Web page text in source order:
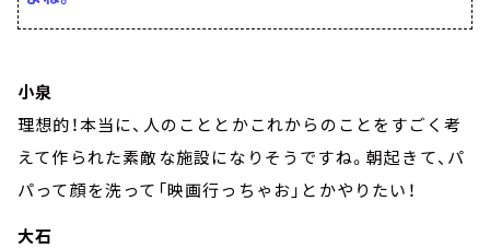
小泉
理想的！本当に、人のこととかこれからのことをすごく考
えて作られた素敵な施設になりそうですね。朝起きて、パ
パって顔を洗って「映画行っちゃお」とかやりたい！
大石